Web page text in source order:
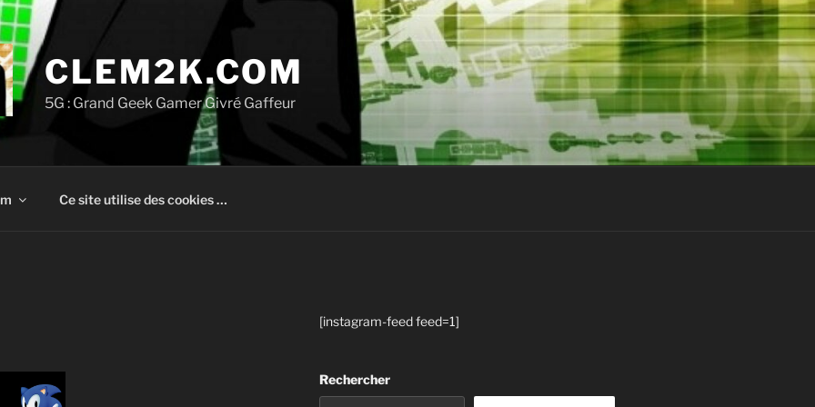
CLEM2K.COM
5G : Grand Geek Gamer Givré Gaffeur
Ce site utilise des cookies …
[instagram-feed feed=1]
Rechercher